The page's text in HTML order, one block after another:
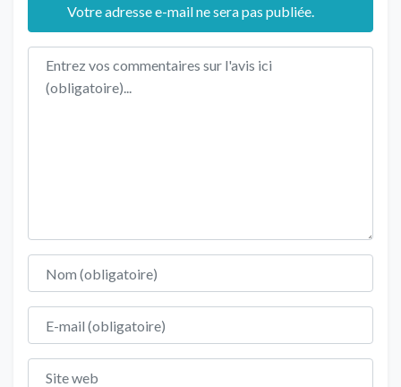
Votre adresse e-mail ne sera pas publiée.
Texte de l'avis
Nom
E-mail
Site web